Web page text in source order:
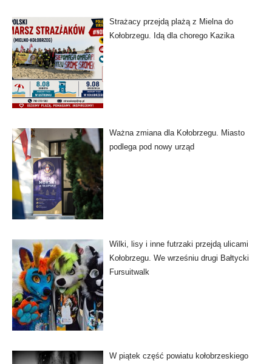
Strażacy przejdą plażą z Mielna do
Kołobrzegu. Idą dla chorego Kazika
Ważna zmiana dla Kołobrzegu. Miasto
podlega pod nowy urząd
Wilki, lisy i inne futrzaki przejdą ulicami
Kołobrzegu. We wrześniu drugi Bałtycki
Fursuitwalk
W piątek część powiatu kołobrzeskiego